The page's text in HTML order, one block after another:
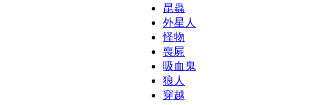
昆蟲
外星人
怪物
喪屍
吸血鬼
狼人
穿越